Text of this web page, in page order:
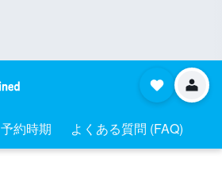
予約時期 よくある質問 (FAQ)